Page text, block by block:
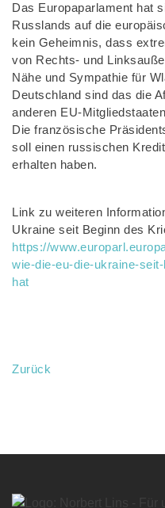
Das Europaparlament hat
Russlands auf die
kein Geheimnis, dass
von Rechts- und
Nähe und Sympathie für
Deutschland sind das die
anderen EU-
Die französische
soll einen russischen
erhalten haben.
Link zu weiteren
Ukraine seit Beginn des
https://
wie-die-eu-die-ukraine-
hat
Zurück